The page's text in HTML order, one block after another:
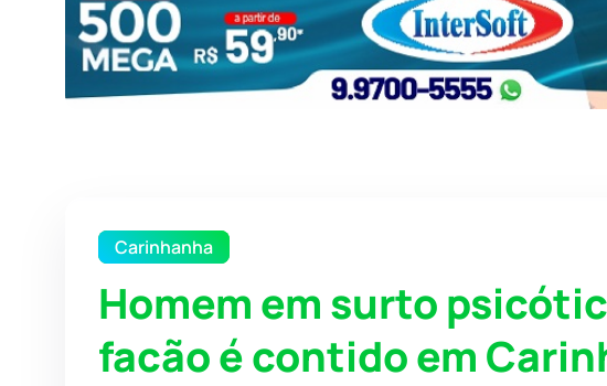
Carinhanha
Homem em surto
facão é contido em